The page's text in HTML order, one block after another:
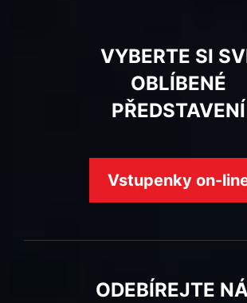
VYBERTE SI
OBLÍBENÉ
PŘEDSTAVENÍ
Vstupenky on-
ODEBÍREJTE